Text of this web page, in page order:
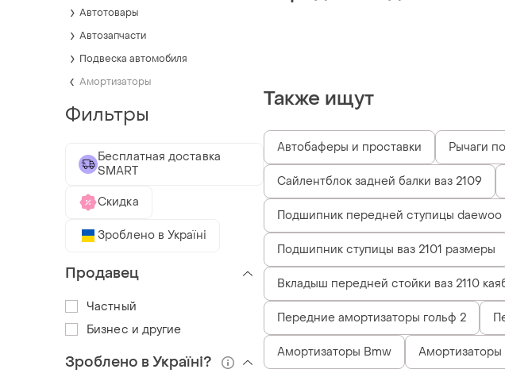
Также ищут
Автобаферы и проставки Рычаги
Сайлентблок задней балки ваз 2109
Подшипник передней ступицы daewoo
Подшипник ступицы ваз 2101 размеры
Вкладыш передней стойки ваз 2110
Передние амортизаторы гольф 2
Амортизаторы Bmw Амортизаторы
Автотовары
Автозапчасти
Подвеска автомобиля
Амортизаторы
Фильтры
Бесплатная доставка
SMART
Скидка
Зроблено в Україні
Продавец
Частный
Бизнес и другие
Зроблено в Україні?